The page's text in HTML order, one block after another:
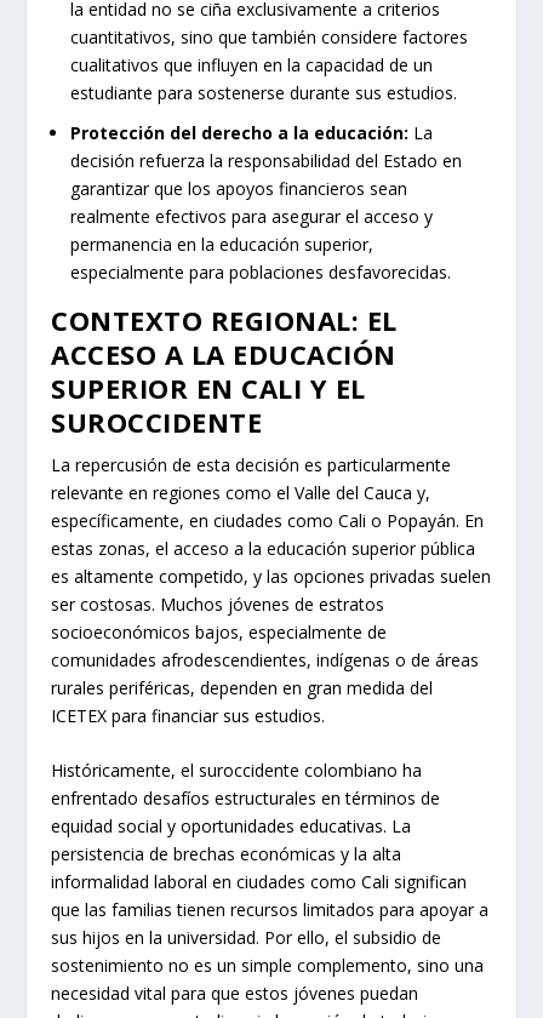
la entidad no se ciña exclusivamente a criterios
cuantitativos, sino que también considere factores
cualitativos que influyen en la capacidad de un
estudiante para sostenerse durante sus estudios.
Protección del derecho a la educación: La
decisión refuerza la responsabilidad del Estado en
garantizar que los apoyos financieros sean
realmente efectivos para asegurar el acceso y
permanencia en la educación superior,
especialmente para poblaciones desfavorecidas.
CONTEXTO REGIONAL: EL
ACCESO A LA EDUCACIÓN
SUPERIOR EN CALI Y EL
SUROCCIDENTE
La repercusión de esta decisión es particularmente
relevante en regiones como el Valle del Cauca y,
específicamente, en ciudades como Cali o Popayán. En
estas zonas, el acceso a la educación superior pública
es altamente competido, y las opciones privadas suelen
ser costosas. Muchos jóvenes de estratos
socioeconómicos bajos, especialmente de
comunidades afrodescendientes, indígenas o de áreas
rurales periféricas, dependen en gran medida del
ICETEX para financiar sus estudios.
Históricamente, el suroccidente colombiano ha
enfrentado desafíos estructurales en términos de
equidad social y oportunidades educativas. La
persistencia de brechas económicas y la alta
informalidad laboral en ciudades como Cali significan
que las familias tienen recursos limitados para apoyar a
sus hijos en la universidad. Por ello, el subsidio de
sostenimiento no es un simple complemento, sino una
necesidad vital para que estos jóvenes puedan